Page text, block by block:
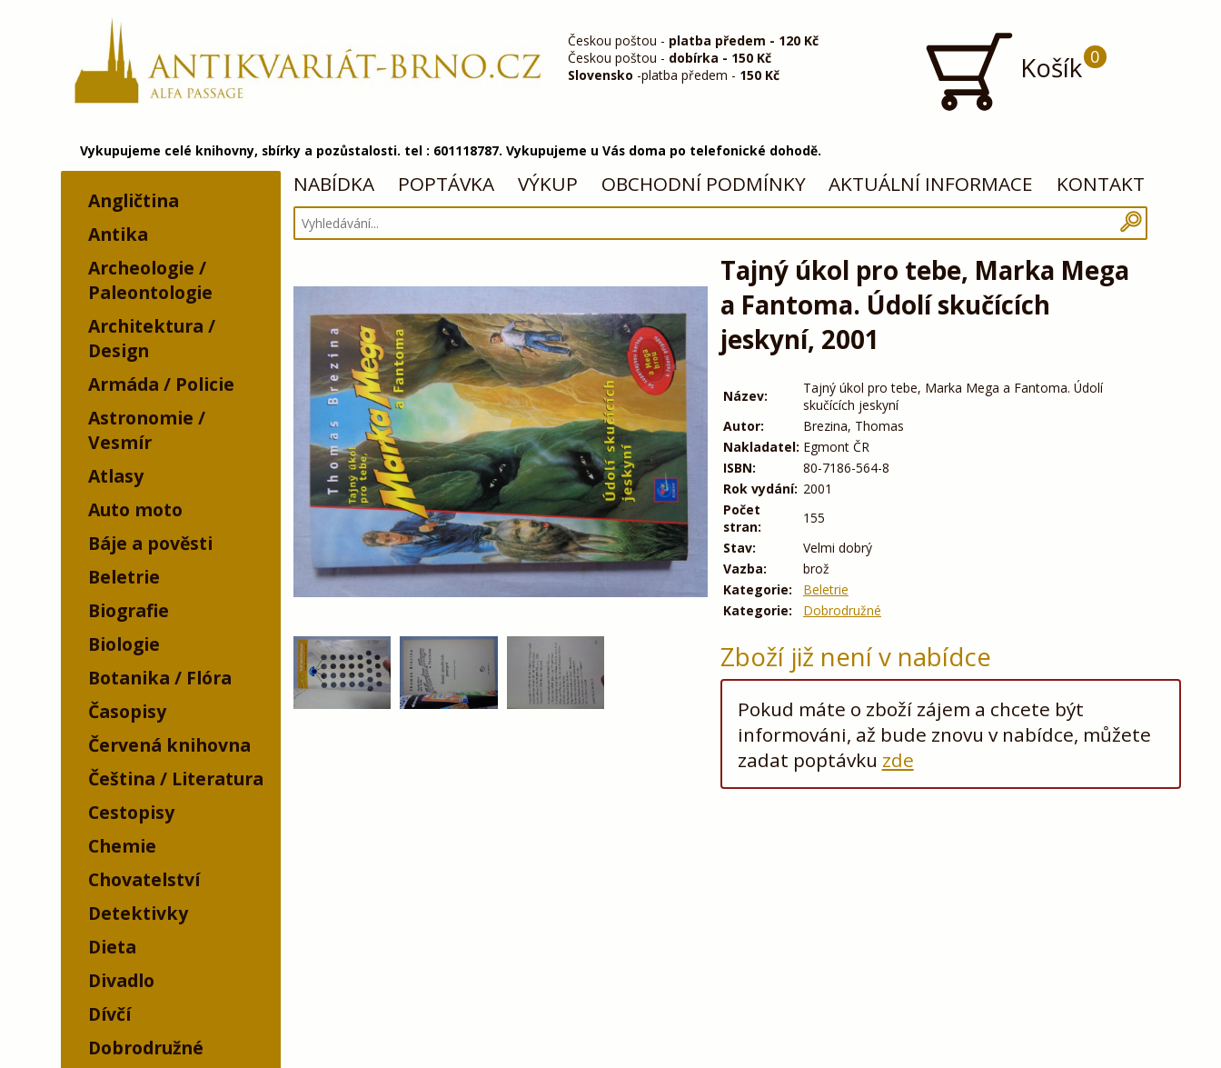
Českou poštou - platba předem - 120 Kč
Českou poštou - dobírka - 150 Kč
Slovensko -platba předem - 150 Kč Košík 0
Vykupujeme celé knihovny, sbírky a pozůstalosti. tel : 601118787. Vykupujeme u Vás doma po telefonické dohodě.
Angličtina
Antika
Archeologie /
Paleontologie
Architektura /
Design
Armáda / Policie
Astronomie /
Vesmír
Atlasy
Auto moto
Báje a pověsti
Beletrie
Biografie
Biologie
Botanika / Flóra
Časopisy
Červená knihovna
Čeština / Literatura
Cestopisy
Chemie
Chovatelství
Detektivky
Dieta
Divadlo
Dívčí
Dobrodružné
NABÍDKA POPTÁVKA VÝKUP OBCHODNÍ PODMÍNKY AKTUÁLNÍ INFORMACE KONTAKT
Tajný úkol pro tebe, Marka Mega
a Fantoma. Údolí skučících
jeskyní, 2001
Název:
Tajný úkol pro tebe, Marka Mega a Fantoma. Údolí
skučících jeskyní
Autor:
Brezina, Thomas
Nakladatel: Egmont ČR
ISBN:
80-7186-564-8
Rok vydání: 2001
Počet
stran:
155
Stav:
Velmi dobrý
Vazba:
brož
Kategorie:
Beletrie
Kategorie:
Dobrodružné
Zboží již není v nabídce
Pokud máte o zboží zájem a chcete být
informováni, až bude znovu v nabídce, můžete
zadat poptávku zde